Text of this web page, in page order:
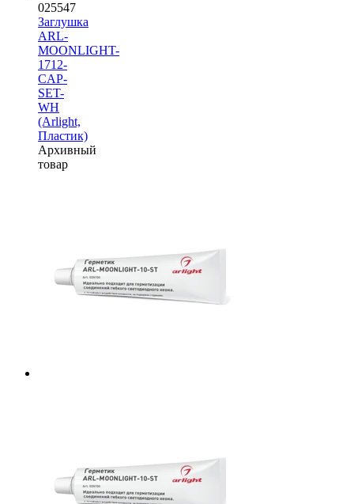
025547
Заглушка
ARL-
MOONLIGHT-
1712-
CAP-
SET-
WH
(Arlight,
Пластик)
Архивный
товар